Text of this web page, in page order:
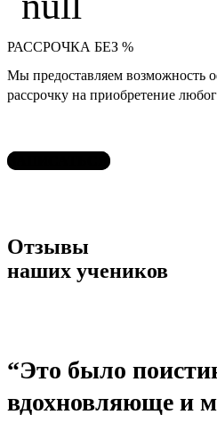
РАССРОЧКА БЕЗ %
Мы предоставляем возможность
рассрочку на приобретение
Отзывы
наших учеников
“Это было
вдохновляюще и